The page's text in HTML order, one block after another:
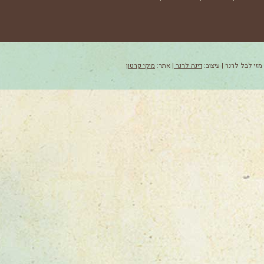
מזי לבל לרנר | עיצוב: דינה לרנר | אתר: מיקי קרטון